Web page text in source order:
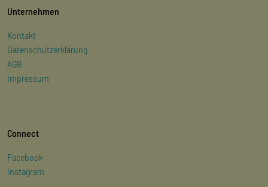
Unternehmen
Kontakt
Datenschutzerklärung
AGB
Impressum
Connect
Facebook
Instagram